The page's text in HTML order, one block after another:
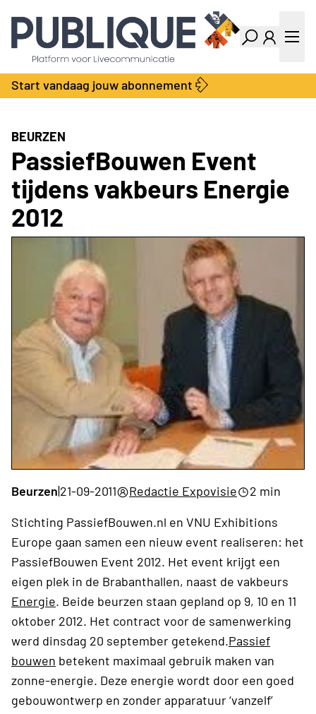
Industry Dashboard
Vacatures
Kalender
Producten
Bedrijvengids
Locatie Finder
Contact
Over ons
Adverteren
Abonnementen
Start vandaag jouw abonnement
BEURZEN
PassiefBouwen Event
tijdens vakbeurs Energie
2012
Beurzen|21-09-2011 Redactie Expovisie
2 min
Stichting PassiefBouwen.nl en VNU Exhibitions
Europe gaan samen een nieuw event realiseren: het
PassiefBouwen Event 2012. Het event krijgt een
eigen plek in de Brabanthallen, naast de vakbeurs
Energie. Beide beurzen staan gepland op 9, 10 en 11
oktober 2012. Het contract voor de samenwerking
werd dinsdag 20 september getekend.Passief
bouwen betekent maximaal gebruik maken van
zonne-energie. Deze energie wordt door een goed
gebouwontwerp en zonder apparatuur ‘vanzelf’